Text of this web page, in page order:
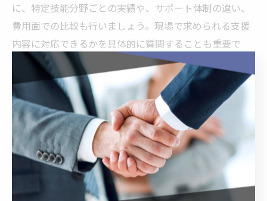
に、特定技能分野ごとの実績や、サポート体制の違い、
費用面での比較も行いましょう。現場で求められる支援
内容に対応できるかを具体的に質問することも重要で
す。
一覧の情報だけでは分からない点は、実際の利用者の声
や専門家の意見を参考にすると判断材料が増えます。ま
た、ランキングや口コミを参考にする際は、評価の根拠
や自社のニーズとの適合性を重視してください。
外国人雇用の現場が重視する支援体制の特徴
外国人雇用の現場では、単なる手続き代行だけでなく、